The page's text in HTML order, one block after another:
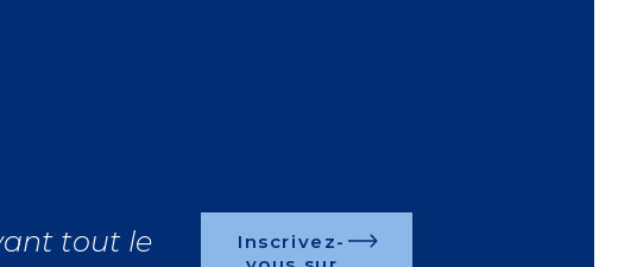
tout le
Inscrivez-